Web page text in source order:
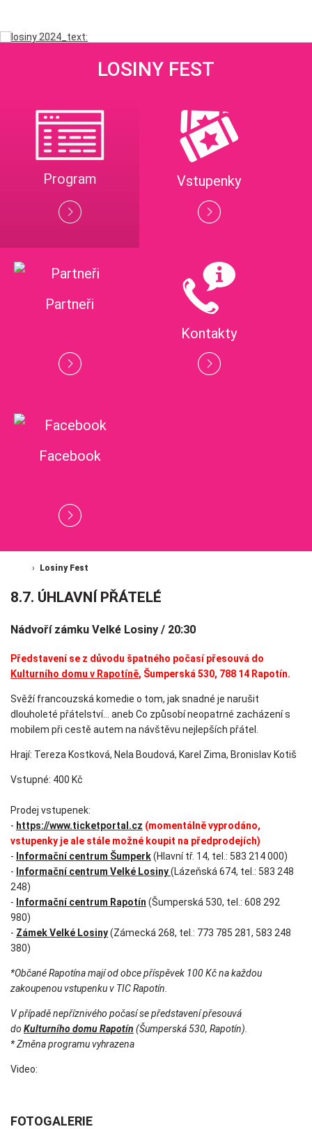
LOSINY FEST
Program Vstupenky
Partneři
Kontakty
Facebook
Losiny Fest
8.7. ÚHLAVNÍ PŘÁTELÉ
Nádvoří zámku Velké Losiny / 20:30
Představení se z důvodu špatného počasí přesouvá do
Kulturního domu v Rapotíně, Šumperská 530, 788 14 Rapotín.
Svěží francouzská komedie o tom, jak snadné je narušit
dlouholeté přátelství… aneb Co způsobí neopatrné zacházení s
mobilem při cestě autem na návštěvu nejlepších přátel.
Hrají: Tereza Kostková, Nela Boudová, Karel Zima, Bronislav Kotiš
Vstupné: 400 Kč
Prodej vstupenek:
- https://www.ticketportal.cz (momentálně vyprodáno,
vstupenky je ale stále možné koupit na předprodejích)
- Informační centrum Šumperk(Hlavní tř. 14, tel.: 583 214 000)
- Informační centrum Velké Losiny(Lázeňská 674, tel.: 583 248
248)
- Informační centrum Rapotín (Šumperská 530, tel.: 608 292
980)
- Zámek Velké Losiny(Zámecká 268, tel.: 773 785 281, 583 248
380)
*Občané Rapotína mají od obce příspěvek 100 Kč na každou
zakoupenou vstupenku v TIC Rapotín.
V případě nepříznivého počasí se představení přesouvá
do Kulturního domu Rapotín (Šumperská 530, Rapotín).
* Změna programu vyhrazena
Video:
FOTOGALERIE